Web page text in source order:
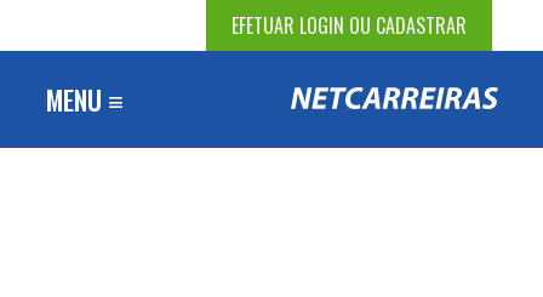
EFETUAR LOGIN OU CADASTRAR
MENU ≡